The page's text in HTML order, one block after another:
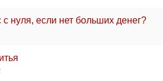
с нуля, если нет больших денег?